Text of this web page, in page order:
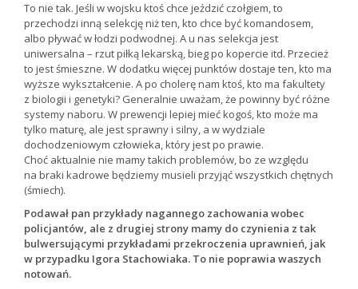
To nie tak. Jeśli w wojsku ktoś chce jeździć czołgiem, to
przechodzi inną selekcję niż ten, kto chce być komandosem,
albo pływać w łodzi podwodnej. A u nas selekcja jest
uniwersalna – rzut piłką lekarską, bieg po kopercie itd. Przecież
to jest śmieszne. W dodatku więcej punktów dostaje ten, kto ma
wyższe wykształcenie. A po cholerę nam ktoś, kto ma fakultety
z biologii i genetyki? Generalnie uważam, że powinny być różne
systemy naboru. W prewencji lepiej mieć kogoś, kto może ma
tylko maturę, ale jest sprawny i silny, a w wydziale
dochodzeniowym człowieka, który jest po prawie.
Choć aktualnie nie mamy takich problemów, bo ze względu
na braki kadrowe będziemy musieli przyjąć wszystkich chętnych
(śmiech).
Podawał pan przykłady nagannego zachowania wobec
policjantów, ale z drugiej strony mamy do czynienia z tak
bulwersującymi przykładami przekroczenia uprawnień, jak
w przypadku Igora Stachowiaka. To nie poprawia waszych
notowań.